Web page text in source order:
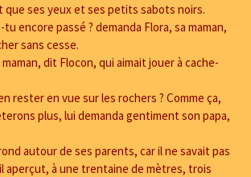
ses yeux et ses petits sabots noirs.
encore passé ? demanda Flora, sa maman,
sans cesse.
dit Flocon, qui aimait jouer à cache-
rester en vue sur les rochers ? Comme ça,
plus, lui demanda gentiment son papa,
autour de ses parents, car il ne savait pas
aperçut, à une trentaine de mètres, trois